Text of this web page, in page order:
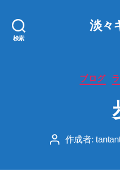
検索
淡々
ブログ
投 作成者: